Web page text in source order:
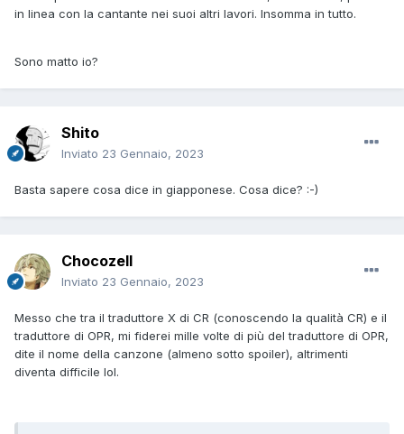
in linea con la cantante nei suoi altri lavori. Insomma in tutto.
Sono matto io?
Shito
Inviato 23 Gennaio, 2023
Basta sapere cosa dice in giapponese. Cosa dice? :-)
Chocozell
Inviato 23 Gennaio, 2023
Messo che tra il traduttore X di CR (conoscendo la qualità CR) e il
traduttore di OPR, mi fiderei mille volte di più del traduttore di OPR,
dite il nome della canzone (almeno sotto spoiler), altrimenti
diventa difficile lol.